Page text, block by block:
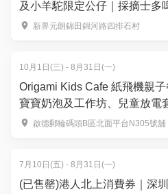
及小羊駝限定公仔｜採摘士多
充氣城堡沙池釣魚池｜元朗好
新界元朗錦田錦河路四排石村
10月1日(三) - 8月31日(一)
Origami Kids Cafe 紙飛機親
寶寶奶泡及工作坊、兒童放電
啟德郵輪碼頭B區北面平台N305號舖
7月10日(五) - 8月31日(一)
(已售罄)港人北上消費券｜深